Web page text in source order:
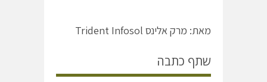
מאת: מרק אלינס Trident Infosol
שתף כתבה